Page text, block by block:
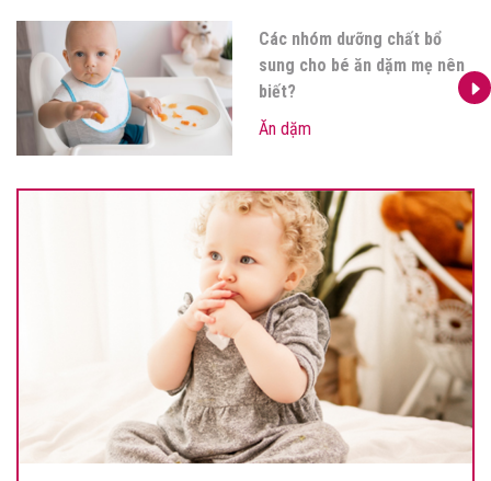
Đồ ăn dặm cho bé: Mẹ cần
sắm gì khi bé bước vào giai
đoạn ăn dặm?
Ăn dặm